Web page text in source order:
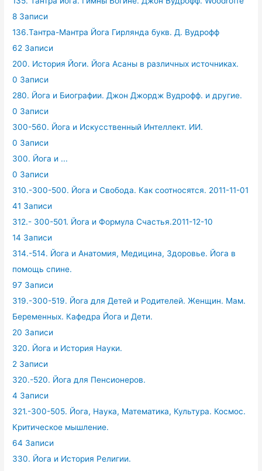
8 Записи
136.Тантра-Мантра Йога Гирлянда букв. Д. Вудрофф
62 Записи
200. История Йоги. Йога Асаны в различных источниках.
0 Записи
280. Йога и Биографии. Джон Джордж Вудрофф. и другие.
0 Записи
300-560. Йога и Искусственный Интеллект. ИИ.
0 Записи
300. Йога и ...
0 Записи
310.-300-500. Йога и Свобода. Как соотносятся. 2011-11-01
41 Записи
312.- 300-501. Йога и Формула Счастья.2011-12-10
14 Записи
314.-514. Йога и Анатомия, Медицина, Здоровье. Йога в
помощь спине.
97 Записи
319.-300-519. Йога для Детей и Родителей. Женщин. Мам.
Беременных. Кафедра Йога и Дети.
20 Записи
320. Йога и История Науки.
2 Записи
320.-520. Йога для Пенсионеров.
4 Записи
321.-300-505. Йога, Наука, Математика, Культура. Космос.
Критическое мышление.
64 Записи
330. Йога и История Религии.